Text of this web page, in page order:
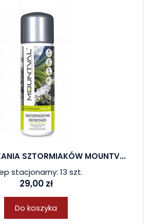
SZTORMIAKÓW MOUNTV...
stacjonarny: 13 szt.
29,00 zł
Do koszyka